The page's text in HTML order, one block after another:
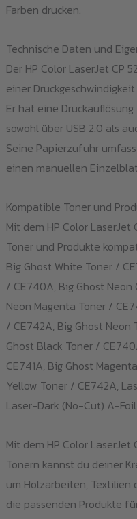
Farben drucken.
Technische Daten und
Der HP Color LaserJet CP
einer
Er hat eine
sowohl über USB 2.0 als
Seine Papierzufuhr
einen manuellen
Kompatible Toner und
Mit dem HP Color LaserJet
Toner und Produkte
Big Ghost White Toner /
/ CE740A, Big Ghost Neon
Neon Magenta Toner /
/ CE742A, Big Ghost Neon
Ghost Black Toner /
CE741A, Big Ghost
Yellow Toner / CE742A,
Laser-Dark (No-Cut) A-
Mit dem HP Color LaserJet
Tonern kannst du deiner
um Holzarbeiten,
die passenden Produkte